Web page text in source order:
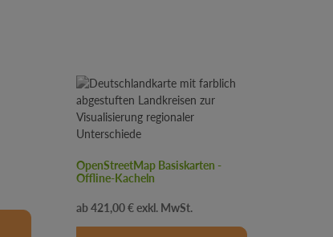
OpenStreetMap Basiskarten -
Offline-Kacheln
Regulärer Preis:
421,00 €